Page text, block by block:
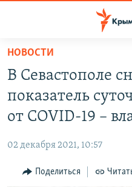
Вернуться
основному
содержанию
Вернутся
главной
навигации
Вернутся
ГРУЗ 200
11 ЛЕТ ОККУПАЦИИ КРЫМА.
ВОДА
ЕЩЕ
ИНТЕРАКТИВ
РАДІО СВОБОДА
НОВОСТИ
В Севастополе
показатель
от COVID-19 –
02 декабря 2021, 10:57
Поделиться